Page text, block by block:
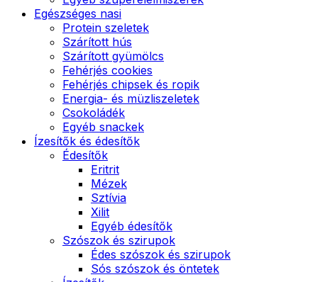
Egészséges nasi
Protein szeletek
Szárított hús
Szárított gyümölcs
Fehérjés cookies
Fehérjés chipsek és ropik
Energia- és müzliszeletek
Csokoládék
Egyéb snackek
Ízesítők és édesítők
Édesítők
Eritrit
Mézek
Sztívia
Xilit
Egyéb édesítők
Szószok és szirupok
Édes szószok és szirupok
Sós szószok és öntetek